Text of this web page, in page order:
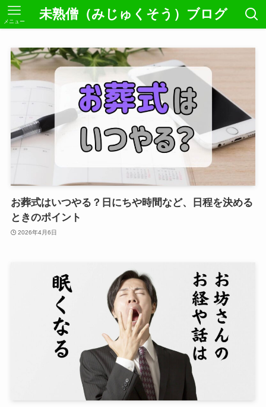
未熟僧（みじゅくそう）ブログ
メニュー
お葬式はいつやる？日にちや時間など、日程を決める
ときのポイント
2026年4月6日